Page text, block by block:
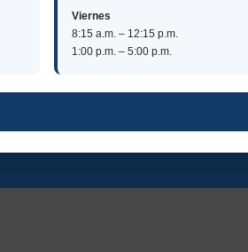
Viernes
8:15 a.m. – 12:15 p.m.
1:00 p.m. – 5:00 p.m.